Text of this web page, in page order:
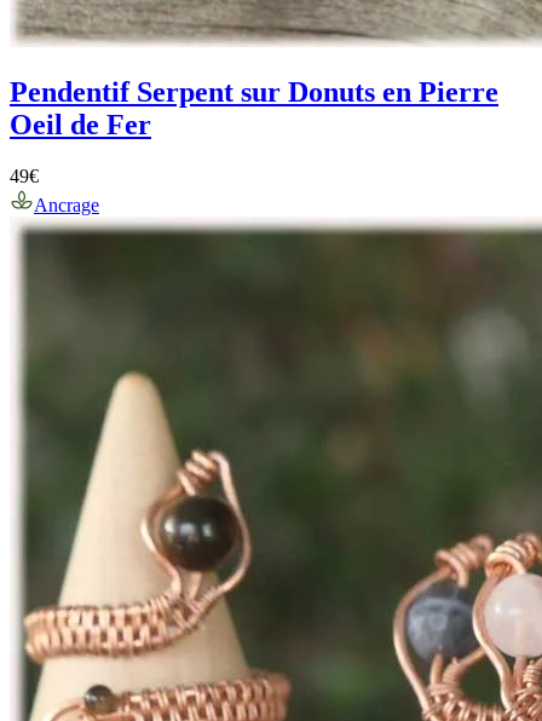
Pendentif Serpent sur Donuts en Pierre
Oeil de Fer
49€
Ancrage